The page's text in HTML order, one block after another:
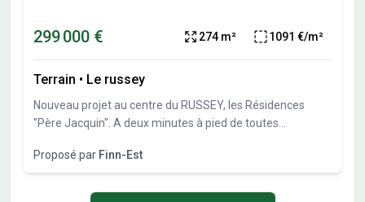
299 000 € 274 m² 1091 €/m²
Terrain • Le russey
Nouveau projet au centre du RUSSEY, les Résidences
"Père Jacquin". A deux minutes à pied de toutes
poste...),DTMR Immo vous présente votre future maison
individuelle au sein d'un programme de quatre villas de
standing d'environ 100m² chacune, de type T4, avec deux
Proposé par Finn-Est